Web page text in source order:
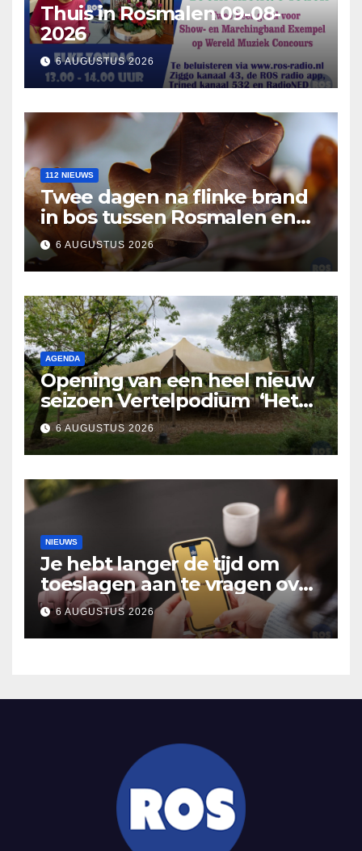
Thuis in Rosmalen 09-08-
2026
6 AUGUSTUS 2026
112 NIEUWS
Twee dagen na flinke brand
in bos tussen Rosmalen en
Nuland
6 AUGUSTUS 2026
AGENDA
Opening van een heel nieuw
seizoen Vertelpodium ‘Het
Lopende Vuur’. Landelijke
verhalen in Bomentuin D’n
Hooidonk
6 AUGUSTUS 2026
NIEUWS
Je hebt langer de tijd om
toeslagen aan te vragen over
2025
6 AUGUSTUS 2026